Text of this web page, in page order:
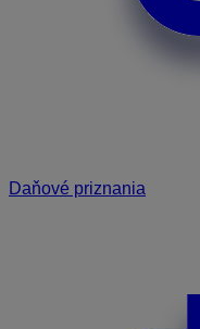
Daňové priznania